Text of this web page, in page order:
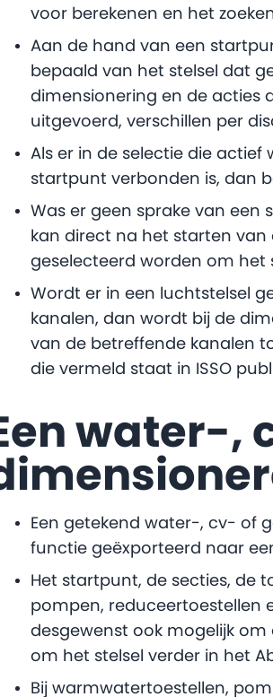
voor berekenen en het
Aan de hand van een
bepaald van het stelsel dat
dimensionering en de acties
uitgevoerd, verschillen per
Als er in de selectie die
startpunt verbonden is, dan
Was er geen sprake van een
kan direct na het starten van
geselecteerd worden om het
Wordt er in een luchtstelsel
kanalen, dan wordt bij de
van de betreffende kanalen
die vermeld staat in ISSO
water-,
Een getekend water-, cv- of
functie geëxporteerd naar
Het startpunt, de secties, de
pompen, reduceertoestellen
desgewenst ook mogelijk
om het stelsel verder in het
Bij warmwatertoestellen,